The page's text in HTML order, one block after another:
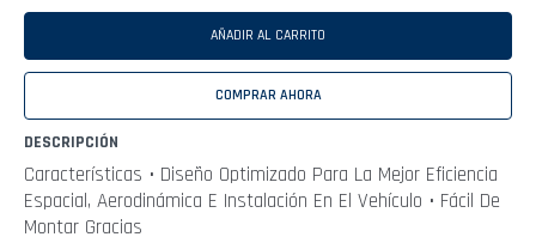
AÑADIR AL CARRITO
COMPRAR AHORA
DESCRIPCIÓN
Características • Diseño Optimizado Para La Mejor Eficiencia
Espacial, Aerodinámica E Instalación En El Vehículo • Fácil De
Montar Gracias